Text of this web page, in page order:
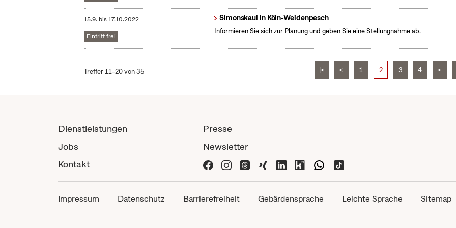
15.9. bis17.10.2022
Eintritt frei
Simonskaul in Köln-Weidenpesch
Informieren Sie sich zur Planung und geben Sie eine Stellungnahme ab.
Treffer 11–20 von 35 |< < 1 2 3 4 >
Dienstleistungen
Jobs
Kontakt
Presse
Newsletter
Impressum Datenschutz Barrierefreiheit Gebärdensprache Leichte Sprache Sitemap